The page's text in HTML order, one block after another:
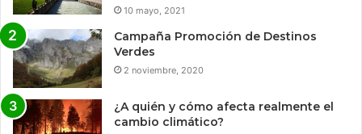
10 mayo, 2021
Campaña Promoción de Destinos
Verdes
2 noviembre, 2020
¿A quién y cómo afecta realmente el
cambio climático?